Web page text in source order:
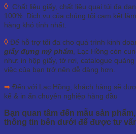
◊ Chất liệu giấy, chất liệu quai túi đa
100%. Dịch vụ của chúng tôi cam kết
hàng khó tính nhất.
◊ Để hỗ trợ tối đa cho quá trình kinh
giấy đựng mỹ phẩm , Lạc Hồng còn
như: in hộp giấy, tờ rơi, catalogue
việc của bạn trở nên dễ dàng hơn.
⇒ Đến với Lạc Hồng, khách hàng sẽ
kế & in ấn chuyên nghiệp hàng đầu
Bạn quan tâm đến mẫu sản
thông tin bên dưới để được tư